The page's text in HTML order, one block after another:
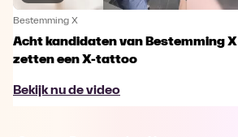
Bestemming X
Acht kandidaten van Bestemming X
zetten een X-tattoo
Bekijk nu de video